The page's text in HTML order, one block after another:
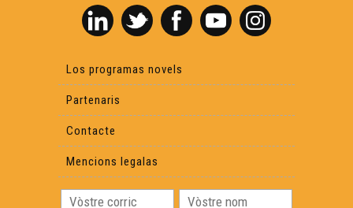
Los programas novels
Partenaris
Contacte
Mencions legalas